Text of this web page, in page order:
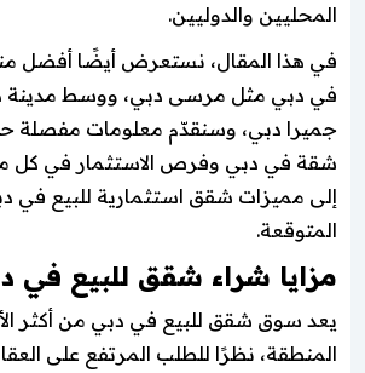
المحليين والدوليين.
في هذا المقال، نستعرض أيضًا أفضل
في دبي مثل مرسى دبي، ووسط مدينة
جميرا دبي، وسنقدّم معلومات مفصلة
شقة في دبي وفرص الاستثمار في كل
إلى مميزات شقق استثمارية للبيع في
المتوقعة.
مزايا شراء شقق للبيع في
يعد سوق شقق للبيع في دبي من أكثر
المنطقة، نظرًا للطلب المرتفع على